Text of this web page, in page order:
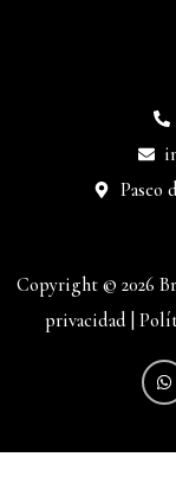
Paseo
Copyright © 2026
privacidad
h
a
a